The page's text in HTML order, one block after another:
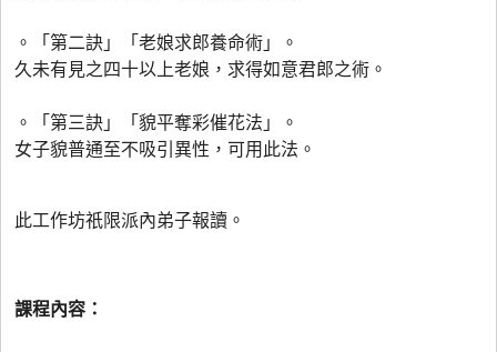
。「第二訣」「老娘求郎養命術」。
久未有見之四十以上老娘，求得如意君郎之術。
。「第三訣」「貌平奪彩催花法」。
女子貌普通至不吸引異性，可用此法。
此工作坊祇限派內弟子報讀。
課程內容：